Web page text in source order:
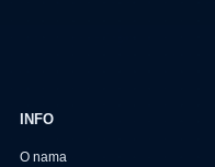
INFO
O nama